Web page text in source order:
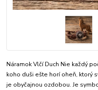
Náramok Vlčí Duch Nie každý
koho duši ešte horí oheň, ktorý
je obyčajnou ozdobou. Je